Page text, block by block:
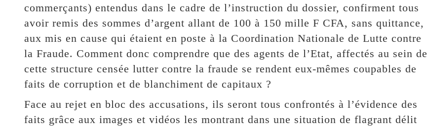
commerçants) entendus dans le cadre de l’instruction du dossier, confirment tous
avoir remis des sommes d’argent allant de 100 à 150 mille F CFA, sans quittance,
aux mis en cause qui étaient en poste à la Coordination Nationale de Lutte contre
la Fraude. Comment donc comprendre que des agents de l’Etat, affectés au sein de
cette structure censée lutter contre la fraude se rendent eux-mêmes coupables de
faits de corruption et de blanchiment de capitaux ?
Face au rejet en bloc des accusations, ils seront tous confrontés à l’évidence des
faits grâce aux images et vidéos les montrant dans une situation de flagrant délit